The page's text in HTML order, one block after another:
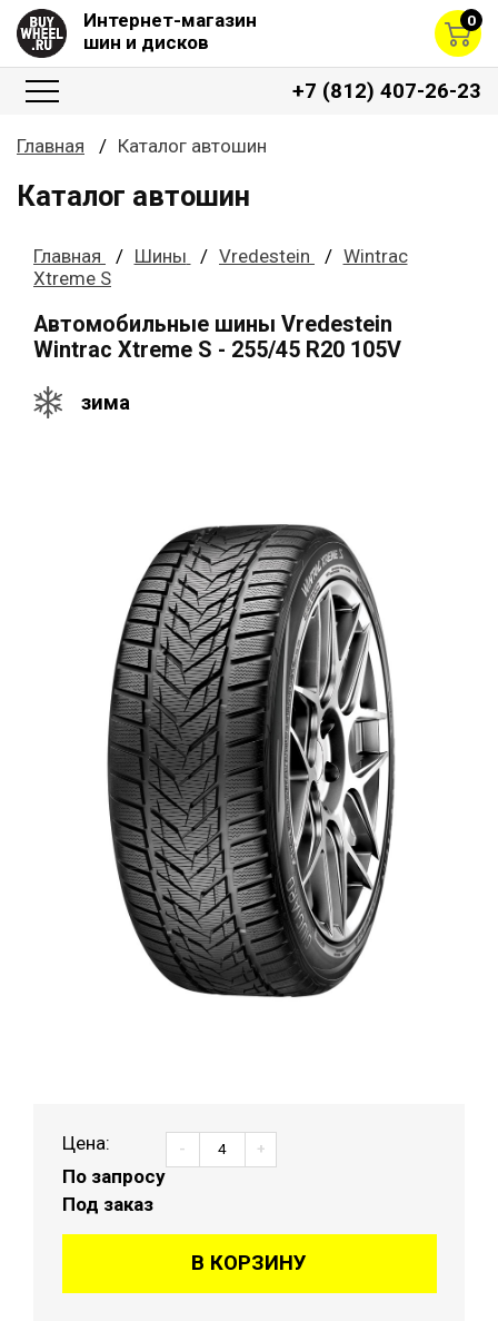
Интернет-магазин
шин и дисков
0
+7 (812) 407-26-23
Главная Каталог автошин
Каталог автошин
Главная Шины Vredestein
Wintrac
Xtreme S
Автомобильные шины Vredestein
Wintrac Xtreme S - 255/45 R20 105V
зима
Цена:
По запросу
Под заказ
- +
В КОРЗИНУ